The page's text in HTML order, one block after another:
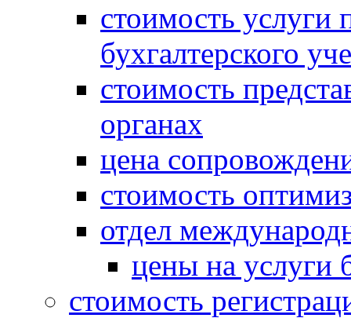
стоимость услуги
бухгалтерского
стоимость
органах
цена
стоимость
отдел
цены на услуги
стоимость